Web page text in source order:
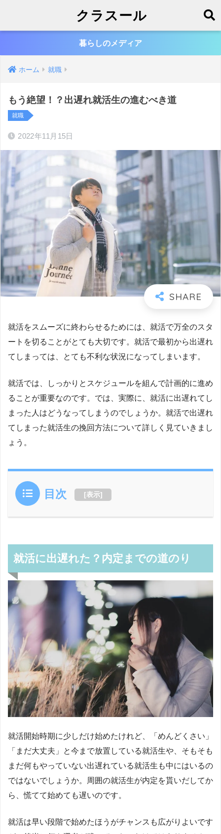
クラスール
暮らしのメディア
ホーム 就職
もう絶望！？出遅れ就活生の進むべき道
就職
2022年11月15日
就活をスムーズに終わらせるためには、就活で万全のスタ
ートを切ることがとても大切です。就活で最初から出遅れ
てしまっては、とても不利な状況になってしまいます。
就活では、しっかりとスケジュールを組んで計画的に進め
ることが重要なのです。では、実際に、就活に出遅れてし
まった人はどうなってしまうのでしょうか。就活で出遅れ
てしまった就活生の挽回方法について詳しく見ていきまし
ょう。
目次 [表示]
就活に出遅れた？内定までの道のり
就活開始時期に少しだけ始めたけれど、「めんどくさい」
「まだ大丈夫」と今まで放置している就活生や、そもそも
まだ何もやっていない出遅れている就活生も中にはいるの
ではないでしょうか。周囲の就活生が内定を貰いだしてか
ら、慌てて始めても遅いのです。
就活は早い段階で始めたほうがチャンスも広がりよいです